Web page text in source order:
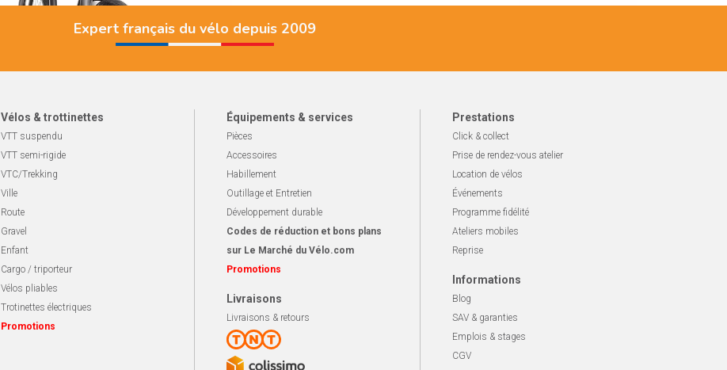
Expert français du vélo depuis 2009
Vélos & trottinettes
VTT suspendu
VTT semi-rigide
VTC/Trekking
Ville
Route
Gravel
Enfant
Cargo / triporteur
Vélos pliables
Trotinettes électriques
Promotions
Équipements & services
Pièces
Accessoires
Habillement
Outillage et Entretien
Développement durable
Codes de réduction et bons plans
sur Le Marché du Vélo.com
Promotions
Livraisons
Livraisons & retours
Prestations
Click & collect
Prise de rendez-vous atelier
Location de vélos
Événements
Programme fidélité
Ateliers mobiles
Reprise
Informations
Blog
SAV & garanties
Emplois & stages
CGV